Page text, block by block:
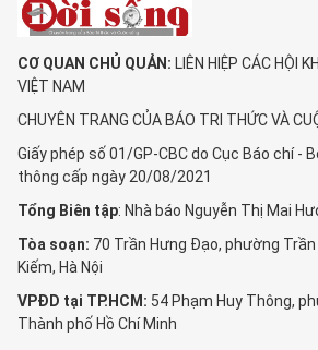
CƠ QUAN CHỦ QUẢN: LIÊN HIỆP CÁC HỘI
VIỆT NAM
CHUYÊN TRANG CỦA BÁO TRI THỨC VÀ
Giấy phép số 01/GP-CBC do Cục Báo chí -
thông cấp ngày 20/08/2021
Tổng Biên tập: Nhà báo Nguyễn Thị Mai
Tòa soạn: 70 Trần Hưng Đạo, phường
Kiếm, Hà Nội
VPĐD tại TP.HCM: 54 Phạm Huy Thông,
Thành phố Hồ Chí Minh